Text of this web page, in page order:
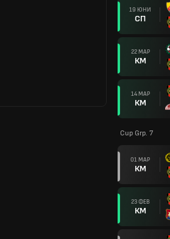
19 ЮНИ
СП
22 МАР
КМ
14 МАР
КМ
Cup Grp. 7
01 МАР
КМ
23 ФЕВ
КМ